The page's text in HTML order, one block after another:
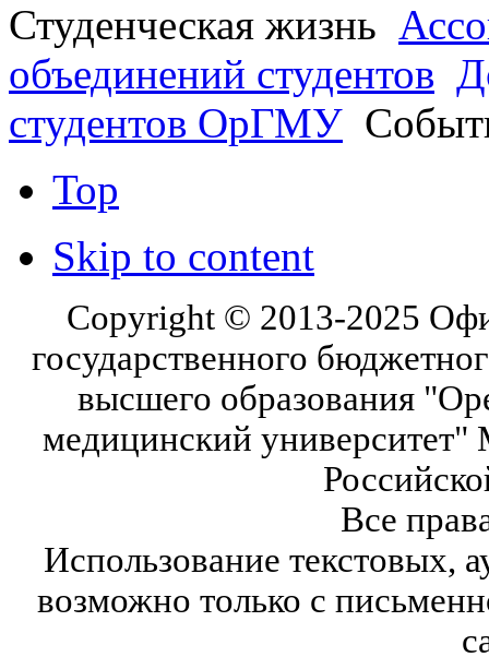
Студенческая жизнь
объединений студентов
студентов ОрГМУ
Top
Skip to content
Copyright © 2013-2025
государственного
высшего образования
медицинский университет"
Все
Использование текстовых,
возможно только с